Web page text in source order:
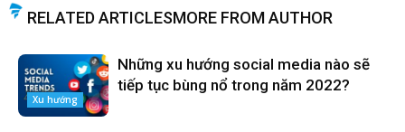
RELATED ARTICLESMORE FROM AUTHOR
Xu hướng
Những xu hướng social media nào sẽ
tiếp tục bùng nổ trong năm 2022?